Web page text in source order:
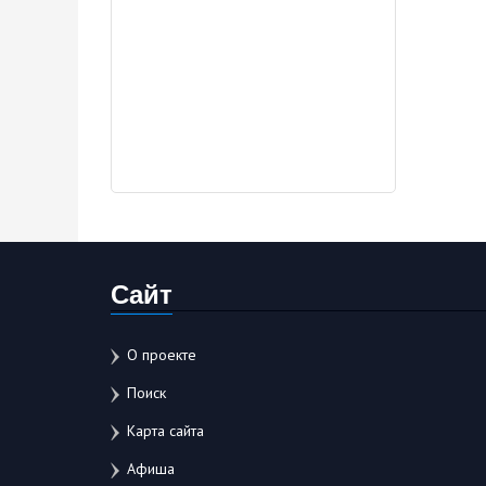
Сайт
О проекте
Поиск
Карта сайта
Афиша